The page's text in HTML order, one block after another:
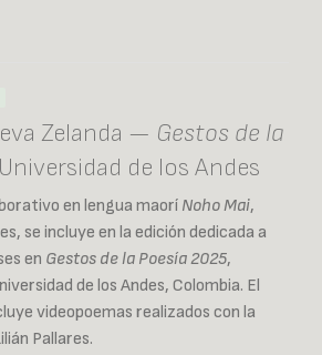
Zelanda — Gestos de la
de los Andes
en lengua maorí Noho Mai,
se incluye en la edición dedicada a
en Gestos de la Poesía 2025,
de los Andes, Colombia. El
videopoemas realizados con la
Pallares.